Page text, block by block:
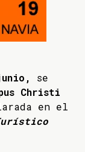
se
Christi
en el